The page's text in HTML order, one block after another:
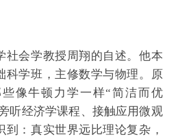
社会学教授周翔的自述。他本
科学班，主修数学与物理。原
像牛顿力学一样“简洁而优
听经济学课程、接触应用微观
：真实世界远比理论复杂，